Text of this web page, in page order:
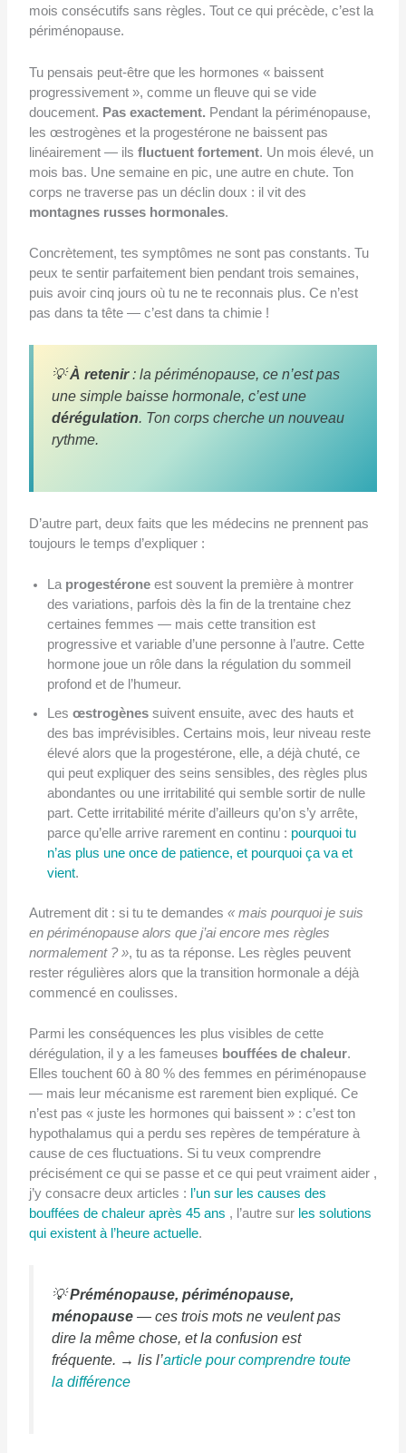
mois consécutifs sans règles. Tout ce qui précède, c’est la
périménopause.
Tu pensais peut-être que les hormones « baissent
progressivement », comme un fleuve qui se vide
doucement. Pas exactement. Pendant la périménopause,
les œstrogènes et la progestérone ne baissent pas
linéairement — ils fluctuent fortement. Un mois élevé, un
mois bas. Une semaine en pic, une autre en chute. Ton
corps ne traverse pas un déclin doux : il vit des
montagnes russes hormonales.
Concrètement, tes symptômes ne sont pas constants. Tu
peux te sentir parfaitement bien pendant trois semaines,
puis avoir cinq jours où tu ne te reconnais plus. Ce n’est
pas dans ta tête — c’est dans ta chimie !
💡À retenir: la périménopause, ce n’est pas
une simple baisse hormonale, c’est une
dérégulation. Ton corps cherche un nouveau
rythme.
D’autre part, deux faits que les médecins ne prennent pas
toujours le temps d’expliquer :
La progestéroneest souvent la première à montrer
des variations, parfois dès la fin de la trentaine chez
certaines femmes — mais cette transition est
progressive et variable d’une personne à l’autre. Cette
hormone joue un rôle dans la régulation du sommeil
profond et de l’humeur.
Les œstrogènes suivent ensuite, avec des hauts et
des bas imprévisibles. Certains mois, leur niveau reste
élevé alors que la progestérone, elle, a déjà chuté, ce
qui peut expliquer des seins sensibles, des règles plus
abondantes ou une irritabilité qui semble sortir de nulle
part. Cette irritabilité mérite d’ailleurs qu’on s’y arrête,
parce qu’elle arrive rarement en continu : pourquoi tu
n’as plus une once de patience, et pourquoi ça va et
vient.
Autrement dit : si tu te demandes « mais pourquoi je suis
en périménopause alors que j’ai encore mes règles
normalement ? », tu as ta réponse. Les règles peuvent
rester régulières alors que la transition hormonale a déjà
commencé en coulisses.
Parmi les conséquences les plus visibles de cette
dérégulation, il y a les fameuses bouffées de chaleur.
Elles touchent 60 à 80 % des femmes en périménopause
— mais leur mécanisme est rarement bien expliqué. Ce
n’est pas « juste les hormones qui baissent » : c’est ton
hypothalamus qui a perdu ses repères de température à
cause de ces fluctuations. Si tu veux comprendre
précisément ce qui se passe et ce qui peut vraiment aider ,
j’y consacre deux articles : l’un sur les causes des
bouffées de chaleur après 45 ans , l’autre sur les solutions
qui existent à l’heure actuelle.
💡Préménopause, périménopause,
ménopause — ces trois mots ne veulent pas
dire la même chose, et la confusion est
fréquente. → lis l’article pour comprendre toute
la différence